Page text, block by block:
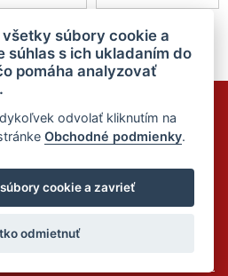
novinky
mojich osobných údajov
Crespo, s.r.o.
všetky súbory cookie a
súhlas s ich ukladaním do
pomáha analyzovať
odvolať kliknutím na
Obchodné podmienky.
cookie a zavrieť
odmietnuť